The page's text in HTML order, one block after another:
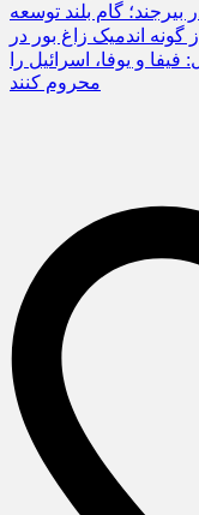
بیرجند؛ گام بلند توسعه
گونه اندمیک زاغ بور در
فیفا و یوفا، اسرائیل را
محروم کنند